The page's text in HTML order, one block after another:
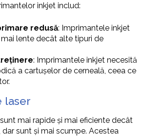
inkjet includ:
redusă: Imprimantele inkjet
lente decât alte tipuri de
: Imprimantele inkjet necesită
a cartușelor de cerneală, ceea ce
laser
mai rapide și mai eficiente decât
sunt și mai scumpe. Acestea